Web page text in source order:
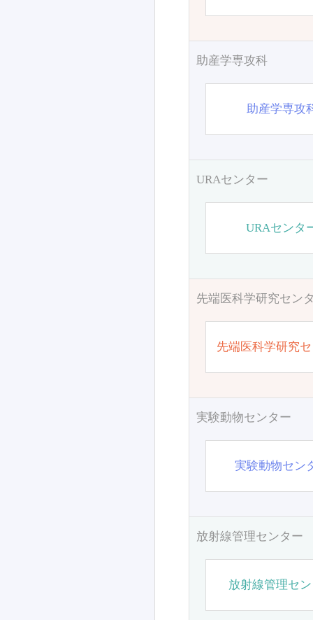
助産学専攻科
助産学専攻
URAセンター
URAセンタ
先端医科学研究セン
先端医科学研究
実験動物センター
実験動物セン
放射線管理センター
放射線管理セ